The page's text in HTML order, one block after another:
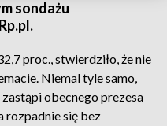
sondażu
proc., stwierdziło, że nie
Niemal tyle samo,
obecnego prezesa
rozpadnie się bez